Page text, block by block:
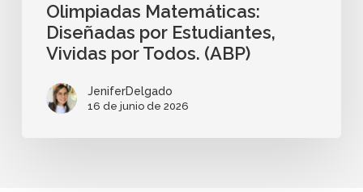
Olimpiadas Matemáticas:
Diseñadas por Estudiantes,
Vividas por Todos. (ABP)
JeniferDelgado
16 de junio de 2026